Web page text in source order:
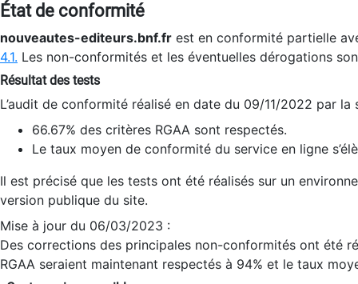
État de conformité
nouveautes-editeurs.bnf.fr est en conformité partielle
4.1. Les non-conformités et les éventuelles dérogations
Résultat des tests
L’audit de conformité réalisé en date du 09/11/2022 par
66.67% des critères RGAA sont respectés.
Le taux moyen de conformité du service en ligne
Il est précisé que les tests ont été réalisés sur un
version publique du site.
Mise à jour du 06/03/2023 :
Des corrections des principales non-conformités ont été
RGAA seraient maintenant respectés à 94% et le taux